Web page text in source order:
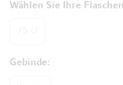
Wählen Sie Ihre
Gebinde